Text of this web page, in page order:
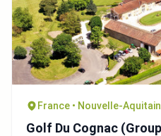
France • Nouvelle-
Golf Du Cognac